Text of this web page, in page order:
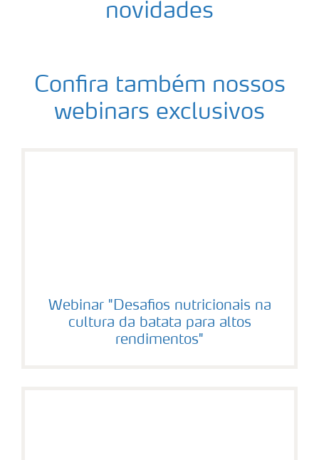
novidades
Confira também nossos
webinars exclusivos
Webinar "Desafios nutricionais na
cultura da batata para altos
rendimentos"